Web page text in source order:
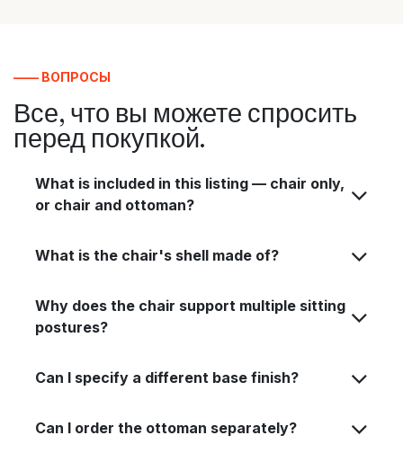
—— ВОПРОСЫ
Все, что вы можете спросить
перед покупкой.
What is included in this listing — chair only,
or chair and ottoman?
What is the chair's shell made of?
Why does the chair support multiple sitting
postures?
Can I specify a different base finish?
Can I order the ottoman separately?